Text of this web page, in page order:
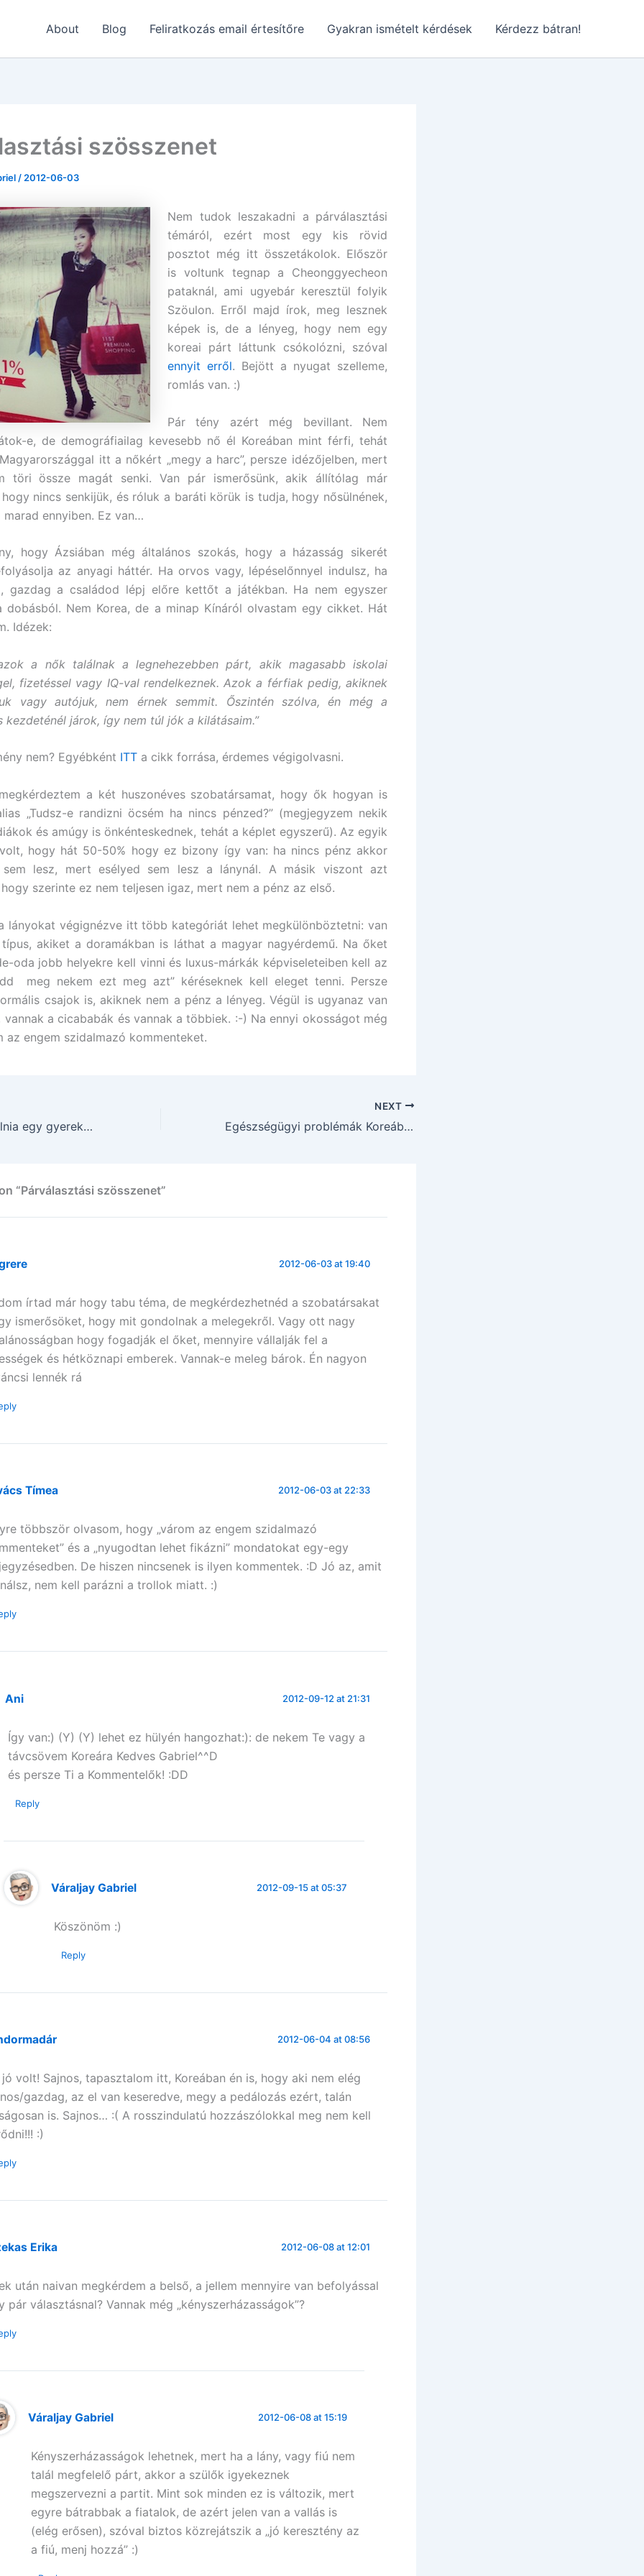
About Blog Feliratkozás email értesítőre Gyakran ismételt kérdések Kérdezz bátran!
szösszenet
/ 2012-06-03
Nem tudok leszakadni a párválasztási
témáról, ezért most egy kis rövid
posztot még itt összetákolok. Először
is voltunk tegnap a Cheonggyecheon
pataknál, ami ugyebár keresztül folyik
Szöulon. Erről majd írok, meg lesznek
képek is, de a lényeg, hogy nem egy
koreai párt láttunk csókolózni, szóval
ennyit erről. Bejött a nyugat szelleme,
romlás van. :)
Pár tény azért még bevillant. Nem
e, de demográfiailag kevesebb nő él Koreában mint férfi, tehát
itt a nőkért „megy a harc”, persze idézőjelben, mert
töri össze magát senki. Van pár ismerősünk, akik állítólag már
nincs senkijük, és róluk a baráti körük is tudja, hogy nősülnének,
marad ennyiben. Ez van…
hogy Ázsiában még általános szokás, hogy a házasság sikerét
az anyagi háttér. Ha orvos vagy, lépéselőnnyel indulsz, ha
gazdag a családod lépj előre kettőt a játékban. Ha nem egyszer
dobásból. Nem Korea, de a minap Kínáról olvastam egy cikket. Hát
Idézek:
a nők találnak a legnehezebben párt, akik magasabb iskolai
fizetéssel vagy IQ-val rendelkeznek. Azok a férfiak pedig, akiknek
vagy autójuk, nem érnek semmit. Őszintén szólva, én még a
kezdeténél járok, így nem túl jók a kilátásaim.”
nem? Egyébként ITT a cikk forrása, érdemes végigolvasni.
a két huszonéves szobatársamat, hogy ők hogyan is
„Tudsz-e randizni öcsém ha nincs pénzed?” (megjegyzem nekik
és amúgy is önkénteskednek, tehát a képlet egyszerű). Az egyik
hogy hát 50-50% hogy ez bizony így van: ha nincs pénz akkor
lesz, mert esélyed sem lesz a lánynál. A másik viszont azt
szerinte ez nem teljesen igaz, mert nem a pénz az első.
lányokat végignézve itt több kategóriát lehet megkülönböztetni: van
akiket a doramákban is láthat a magyar nagyérdemű. Na őket
oda jobb helyekre kell vinni és luxus-márkák képviseleteiben kell az
meg nekem ezt meg azt” kéréseknek kell eleget tenni. Persze
csajok is, akiknek nem a pénz a lényeg. Végül is ugyanaz van
a cicababák és vannak a többiek. :-) Na ennyi okosságot még
az engem szidalmazó kommenteket.
Mennyit kell tanulnia egy gyereknek?
NEXT
Egészségügyi problémák Koreában 1. rész
“Párválasztási szösszenet”
2012-06-03 at 19:40
írtad már hogy tabu téma, de megkérdezhetnéd a szobatársakat
ismerősöket, hogy mit gondolnak a melegekről. Vagy ott nagy
hogy fogadják el őket, mennyire vállalják fel a
és hétköznapi emberek. Vannak-e meleg bárok. Én nagyon
lennék rá
Tímea 2012-06-03 at 22:33
többször olvasom, hogy „várom az engem szidalmazó
és a „nyugodtan lehet fikázni” mondatokat egy-egy
De hiszen nincsenek is ilyen kommentek. :D Jó az, amit
nem kell parázni a trollok miatt. :)
Ani 2012-09-12 at 21:31
Így van:) (Y) (Y) lehet ez hülyén hangozhat:): de nekem Te vagy a
távcsövem Koreára Kedves Gabriel^^D
és persze Ti a Kommentelők! :DD
Reply
Váraljay Gabriel 2012-09-15 at 05:37
Köszönöm :)
Reply
2012-06-04 at 08:56
jó volt! Sajnos, tapasztalom itt, Koreában én is, hogy aki nem elég
gazdag, az el van keseredve, megy a pedálozás ezért, talán
is. Sajnos… :( A rosszindulatú hozzászólokkal meg nem kell
:)
Erika 2012-06-08 at 12:01
után naivan megkérdem a belső, a jellem mennyire van befolyással
pár választásnal? Vannak még „kényszerházasságok”?
Váraljay Gabriel 2012-06-08 at 15:19
Kényszerházasságok lehetnek, mert ha a lány, vagy fiú nem
talál megfelelő párt, akkor a szülők igyekeznek
megszervezni a partit. Mint sok minden ez is változik, mert
egyre bátrabbak a fiatalok, de azért jelen van a vallás is
(elég erősen), szóval biztos közrejátszik a „jó keresztény az
a fiú, menj hozzá” :)